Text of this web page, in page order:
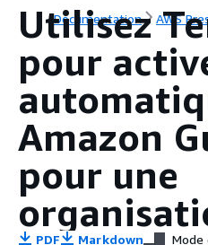
Documentation AWS
Utilisez
pour
Amazon
pour une
PDF Markdown Mode